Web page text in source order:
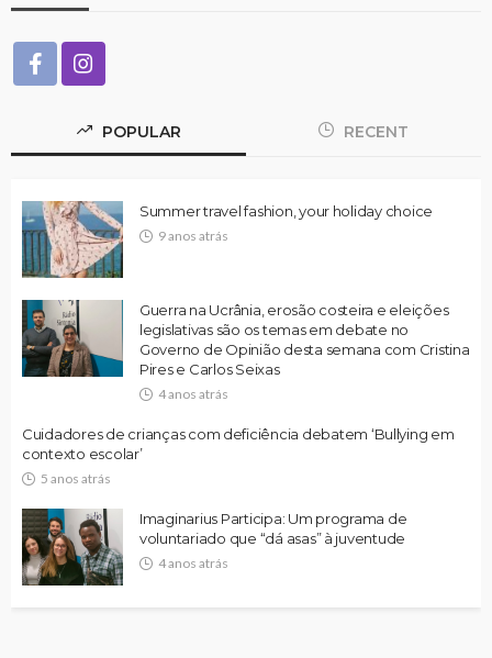
POPULAR RECENT
Summer travel fashion, your holiday choice
9 anos atrás
Guerra na Ucrânia, erosão costeira e eleições
legislativas são os temas em debate no
Governo de Opinião desta semana com Cristina
Pires e Carlos Seixas
4 anos atrás
Cuidadores de crianças com deficiência debatem ‘Bullying em
contexto escolar’
5 anos atrás
Imaginarius Participa: Um programa de
voluntariado que “dá asas” à juventude
4 anos atrás